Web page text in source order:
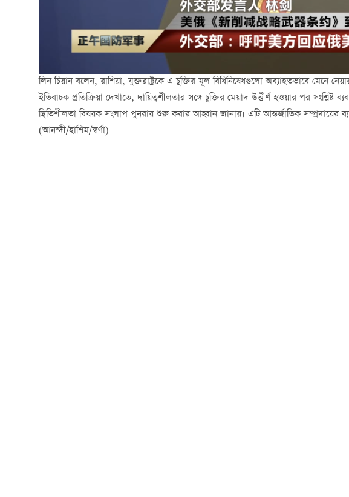
লিন চিয়ান বলেন, রাশিয়া, যুক্তরাষ্ট্রকে এ চুক্তির মূল বিধিনিষেধগুলো অব্যাহতভাবে মেনে নেয়ার
ইতিবাচক প্রতিক্রিয়া দেখাতে, দায়িত্বশীলতার সঙ্গে চুক্তির মেয়াদ উত্তীর্ণ হওয়ার পর
স্থিতিশীলতা বিষয়ক সংলাপ পুনরায় শুরু করার আহ্বান জানায়। এটি আন্তর্জাতিক সম্প্রদায়ের
(আনন্দী/হাশিম/স্বর্ণা)